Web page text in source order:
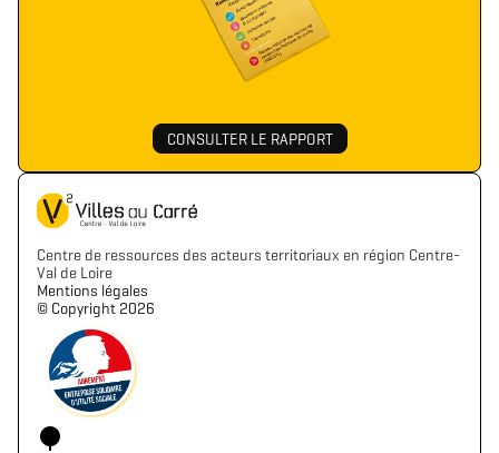
CONSULTER LE RAPPORT
Centre de ressources des acteurs territoriaux en région Centre-
Val de Loire
Mentions légales
©️ Copyright 2026